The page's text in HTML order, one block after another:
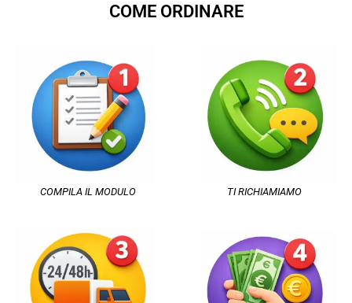
COME ORDINARE
COMPILA IL MODULO TI RICHIAMIAMO